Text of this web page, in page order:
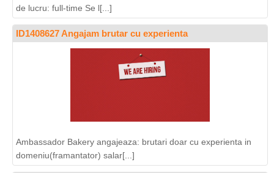
de lucru: full-time Se l[...]
ID1408627 Angajam brutar cu experienta
Ambassador Bakery angajeaza: brutari doar cu experienta in
domeniu(framantator) salar[...]